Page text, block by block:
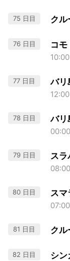
75 日目 クル
76 日目 コ
77 日目 バリ
78 日目 バリ
79 日目 スラ
80 日目 スマ
81 日目 クル
82 日目 シン